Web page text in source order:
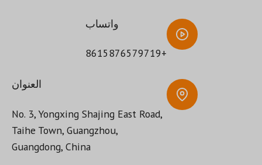
واتساب
+8615876579719
العنوان
No. 3, Yongxing Shajing East Road,
Taihe Town, Guangzhou,
Guangdong, China